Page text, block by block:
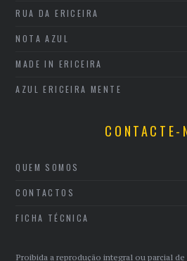
RUA DA ERICEIRA
NOTA AZUL
MADE IN ERICEIRA
AZUL ERICEIRA MENTE
CONTACTE-
QUEM SOMOS
CONTACTOS
FICHA TÉCNICA
Proibida a reprodução integral ou parcial